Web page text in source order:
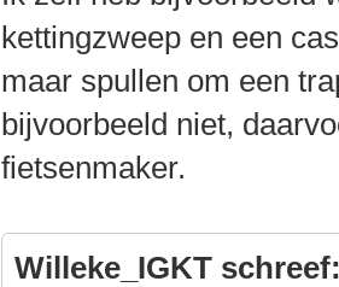
kettingzweep en een
maar spullen om een
bijvoorbeeld niet,
fietsenmaker.
Willeke_IGKT